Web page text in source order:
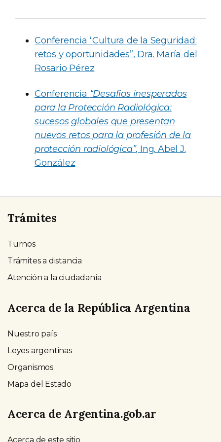
Conferencia “Cultura de la Seguridad:
retos y oportunidades”, Dra. María del
Rosario Pérez
Conferencia “Desafíos inesperados
para la Protección Radiológica:
sucesos globales que presentan
nuevos retos para la profesión de la
protección radiológica”, Ing. Abel J.
González
Trámites
Turnos
Trámites a distancia
Atención a la ciudadanía
Acerca de la República Argentina
Nuestro país
Leyes argentinas
Organismos
Mapa del Estado
Acerca de Argentina.gob.ar
Acerca de este sitio